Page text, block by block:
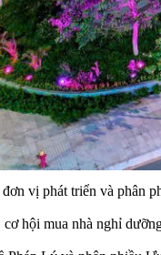
đơn vị phát triển và phân
hội mua nhà nghỉ